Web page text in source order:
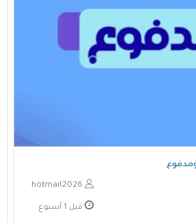
ومدفوع
hotmail2026
قبل 1 أسبوع